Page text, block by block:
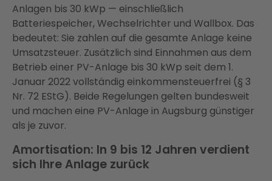
Anlagen bis 30 kWp — einschließlich
Batteriespeicher, Wechselrichter und Wallbox. Das
bedeutet: Sie zahlen auf die gesamte Anlage keine
Umsatzsteuer. Zusätzlich sind Einnahmen aus dem
Betrieb einer PV-Anlage bis 30 kWp seit dem 1.
Januar 2022 vollständig einkommensteuerfrei (§ 3
Nr. 72 EStG). Beide Regelungen gelten bundesweit
und machen eine PV-Anlage in Augsburg günstiger
als je zuvor.
Amortisation: In 9 bis 12 Jahren verdient
sich Ihre Anlage zurück